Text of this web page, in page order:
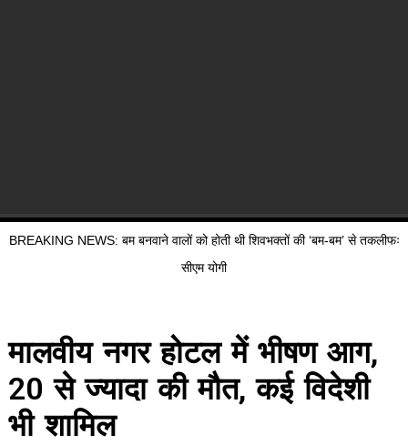
BREAKING NEWS: बम बनवाने वालों को होती थी शिवभक्तों की ‘बम-बम’ से तकलीफः
सीएम योगी
मालवीय नगर होटल में भीषण आग,
20 से ज्यादा की मौत, कई विदेशी
भी शामिल